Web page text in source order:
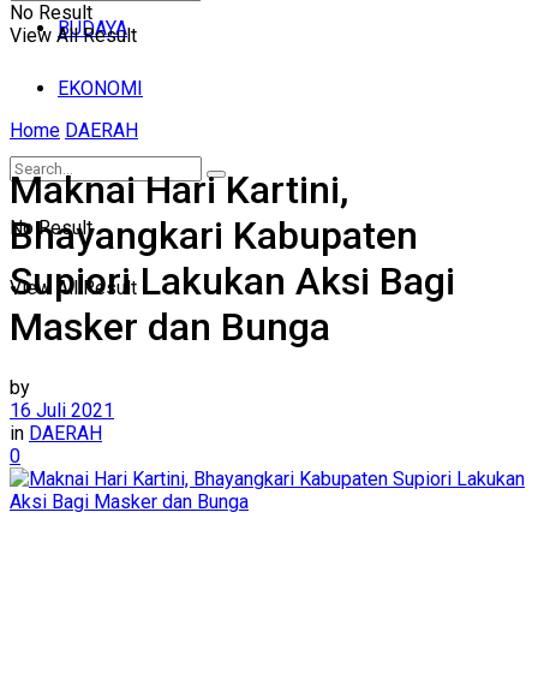
BUDAYA
EKONOMI
No Result
View All Result
No Result
View All Result
Home DAERAH
Maknai Hari Kartini,
Bhayangkari Kabupaten
Supiori Lakukan Aksi Bagi
Masker dan Bunga
by
16 Juli 2021
in DAERAH
0